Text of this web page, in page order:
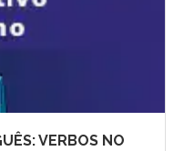
VERBOS NO